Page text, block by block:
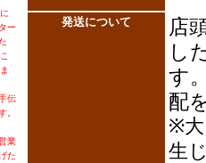
ー
伝
。
業
た
発送について
店
し
す
配
※大
生